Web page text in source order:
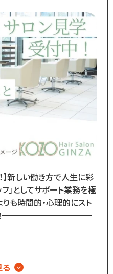
4店舗平均）
を
気、
ど、
だけます☆
」
】新しい働き方で人生に彩
フ」としてサポート業務を極
りも時間的・心理的にスト
日を！━━━━━━━━━━━
る